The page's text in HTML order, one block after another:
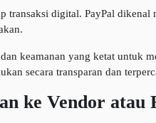
transaksi digital. PayPal
keamanan yang ketat untuk
secara transparan dan
ke Vendor